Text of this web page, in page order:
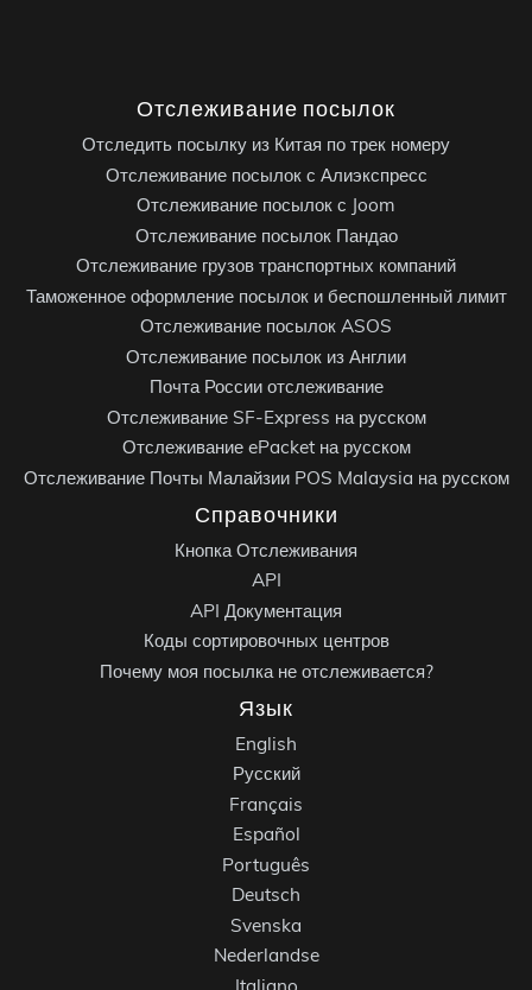
Отслеживание посылок
Отследить посылку из Китая по трек номеру
Отслеживание посылок с Алиэкспресс
Отслеживание посылок с Joom
Отслеживание посылок Пандао
Отслеживание грузов транспортных компаний
Таможенное оформление посылок и беспошленный лимит
Отслеживание посылок ASOS
Отслеживание посылок из Англии
Почта России отслеживание
Отслеживание SF-Express на русском
Отслеживание ePacket на русском
Отслеживание Почты Малайзии POS Malaysia на русском
Справочники
Кнопка Отслеживания
API
API Документация
Коды сортировочных центров
Почему моя посылка не отслеживается?
Язык
English
Русский
Français
Español
Português
Deutsch
Svenska
Nederlandse